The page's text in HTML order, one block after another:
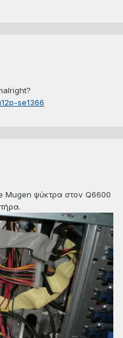
se1366
Mugen ψύκτρα στον Q6600